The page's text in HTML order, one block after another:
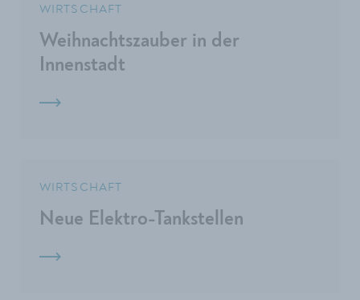
WIRTSCHAFT
Weihnachtszauber in der
Innenstadt
WIRTSCHAFT
Neue Elektro-Tankstellen